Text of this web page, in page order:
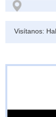
Visítanos: